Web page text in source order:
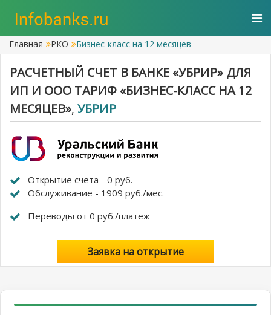
Главная РКО Бизнес-класс на 12 месяцев
РАСЧЕТНЫЙ СЧЕТ В БАНКЕ «УБРИР» ДЛЯ
ИП И ООО ТАРИФ «БИЗНЕС-КЛАСС НА 12
МЕСЯЦЕВ», УБРИР
Открытие счета - 0 руб.
Обслуживание - 1909 руб./мес.
Переводы от 0 руб./платеж
Заявка на открытие